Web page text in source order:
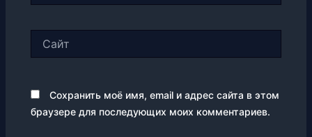
Сохранить моё имя, email и адрес сайта в этом
браузере для последующих моих комментариев.